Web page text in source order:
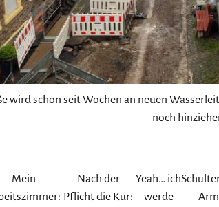
wird schon seit Wochen an neuen
noch
Mein
Nach der
Pflicht die Kür:
Yeah… ich
werde